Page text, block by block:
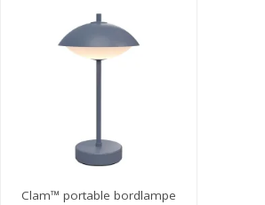
Clam™ portable bordlampe